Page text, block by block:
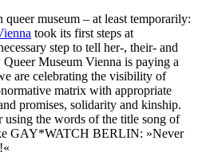
museum – at least temporarily:
took its first steps at
step to tell her-, their- and
Museum Vienna is paying a
are celebrating the visibility of
matrix with appropriate
promises, solidarity and kinship.
the words of the title song of
GAY*WATCH BERLIN: »Never